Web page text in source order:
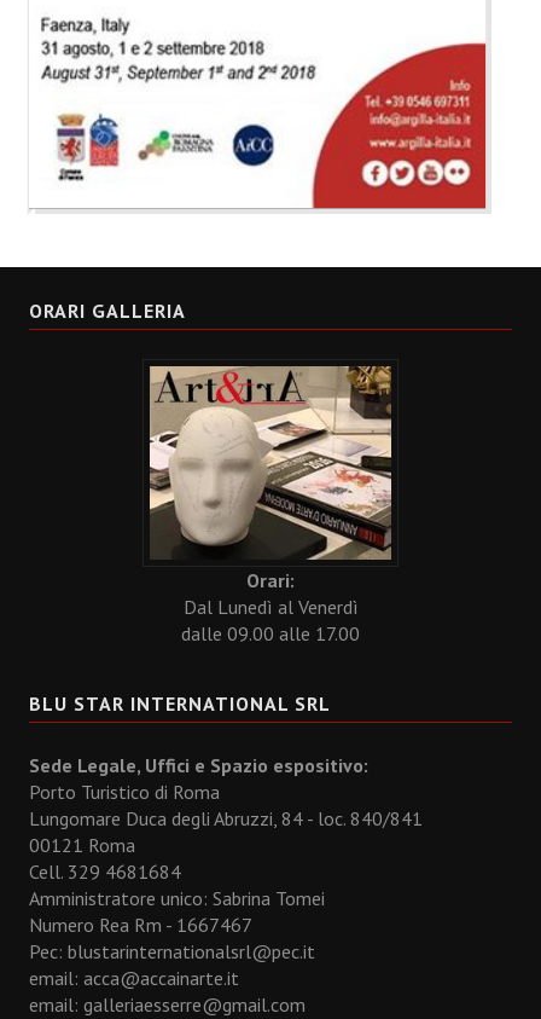
ORARI GALLERIA
Orari:
Dal Lunedì al Venerdì
dalle 09.00 alle 17.00
BLU STAR INTERNATIONAL SRL
Sede Legale, Uffici e Spazio espositivo:
Porto Turistico di Roma
Lungomare Duca degli Abruzzi, 84 - loc. 840/841
00121 Roma
Cell. 329 4681684
Amministratore unico: Sabrina Tomei
Numero Rea Rm - 1667467
Pec: blustarinternationalsrl@pec.it
email: acca@accainarte.it
email: galleriaesserre@gmail.com